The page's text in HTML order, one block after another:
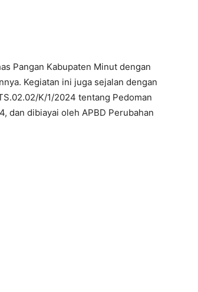
Pangan Kabupaten Minut dengan
Kegiatan ini juga sejalan dengan
K/1/2024 tentang Pedoman
dan dibiayai oleh APBD Perubahan